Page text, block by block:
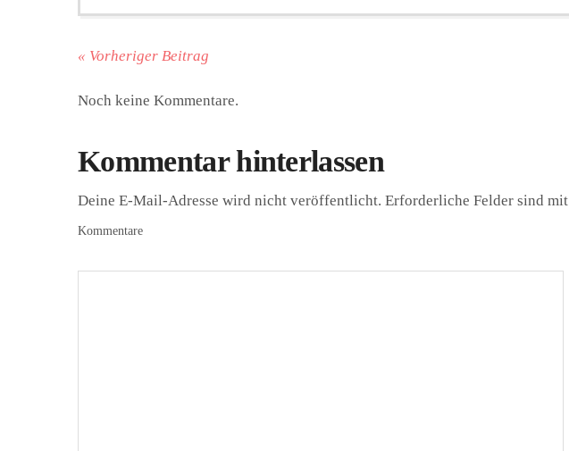
« Vorheriger Beitrag
Noch keine Kommentare.
Kommentar hinterlassen
Deine E-Mail-Adresse wird nicht veröffentlicht. Erforderliche Felder sind mit
Kommentare